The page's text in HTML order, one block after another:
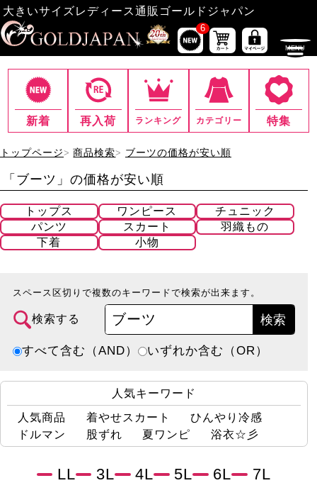
大きいサイズレディース通販ゴールドジャパン
6
新着 再入荷 ランキング カテゴリー 特集
トップページ 商品検索 ブーツの価格が安い順
「ブーツ」の価格が安い順
トップス ワンピース
チュニック
パンツ
スカート
羽織もの
下着
小物
スペース区切りで複数のキーワードで検索が出来ます。
検索する 検索
すべて含む（AND） いずれか含む（OR）
人気キーワード
人気商品
着やせスカート
ひんやり冷感
ドルマン
股ずれ 夏ワンピ 浴衣☆彡
LL 3L 4L 5L 6L 7L